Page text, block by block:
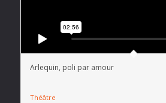
Arlequin, poli par amour
Théâtre